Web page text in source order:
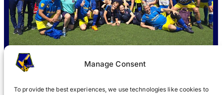
Manage Consent
To provide the best experiences, we use technologies like cookies to